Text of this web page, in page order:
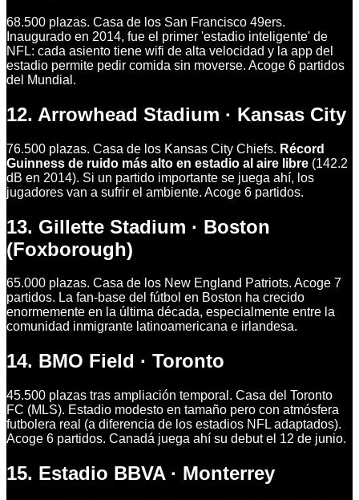
68.500 plazas. Casa de los San Francisco 49ers.
Inaugurado en 2014, fue el primer 'estadio inteligente' de
NFL: cada asiento tiene wifi de alta velocidad y la app del
estadio permite pedir comida sin moverse. Acoge 6 partidos
del Mundial.
12. Arrowhead Stadium · Kansas City
76.500 plazas. Casa de los Kansas City Chiefs. Récord
Guinness de ruido más alto en estadio al aire libre (142.2
dB en 2014). Si un partido importante se juega ahí, los
jugadores van a sufrir el ambiente. Acoge 6 partidos.
13. Gillette Stadium · Boston
(Foxborough)
65.000 plazas. Casa de los New England Patriots. Acoge 7
partidos. La fan-base del fútbol en Boston ha crecido
enormemente en la última década, especialmente entre la
comunidad inmigrante latinoamericana e irlandesa.
14. BMO Field · Toronto
45.500 plazas tras ampliación temporal. Casa del Toronto
FC (MLS). Estadio modesto en tamaño pero con atmósfera
futbolera real (a diferencia de los estadios NFL adaptados).
Acoge 6 partidos. Canadá juega ahí su debut el 12 de junio.
15. Estadio BBVA · Monterrey